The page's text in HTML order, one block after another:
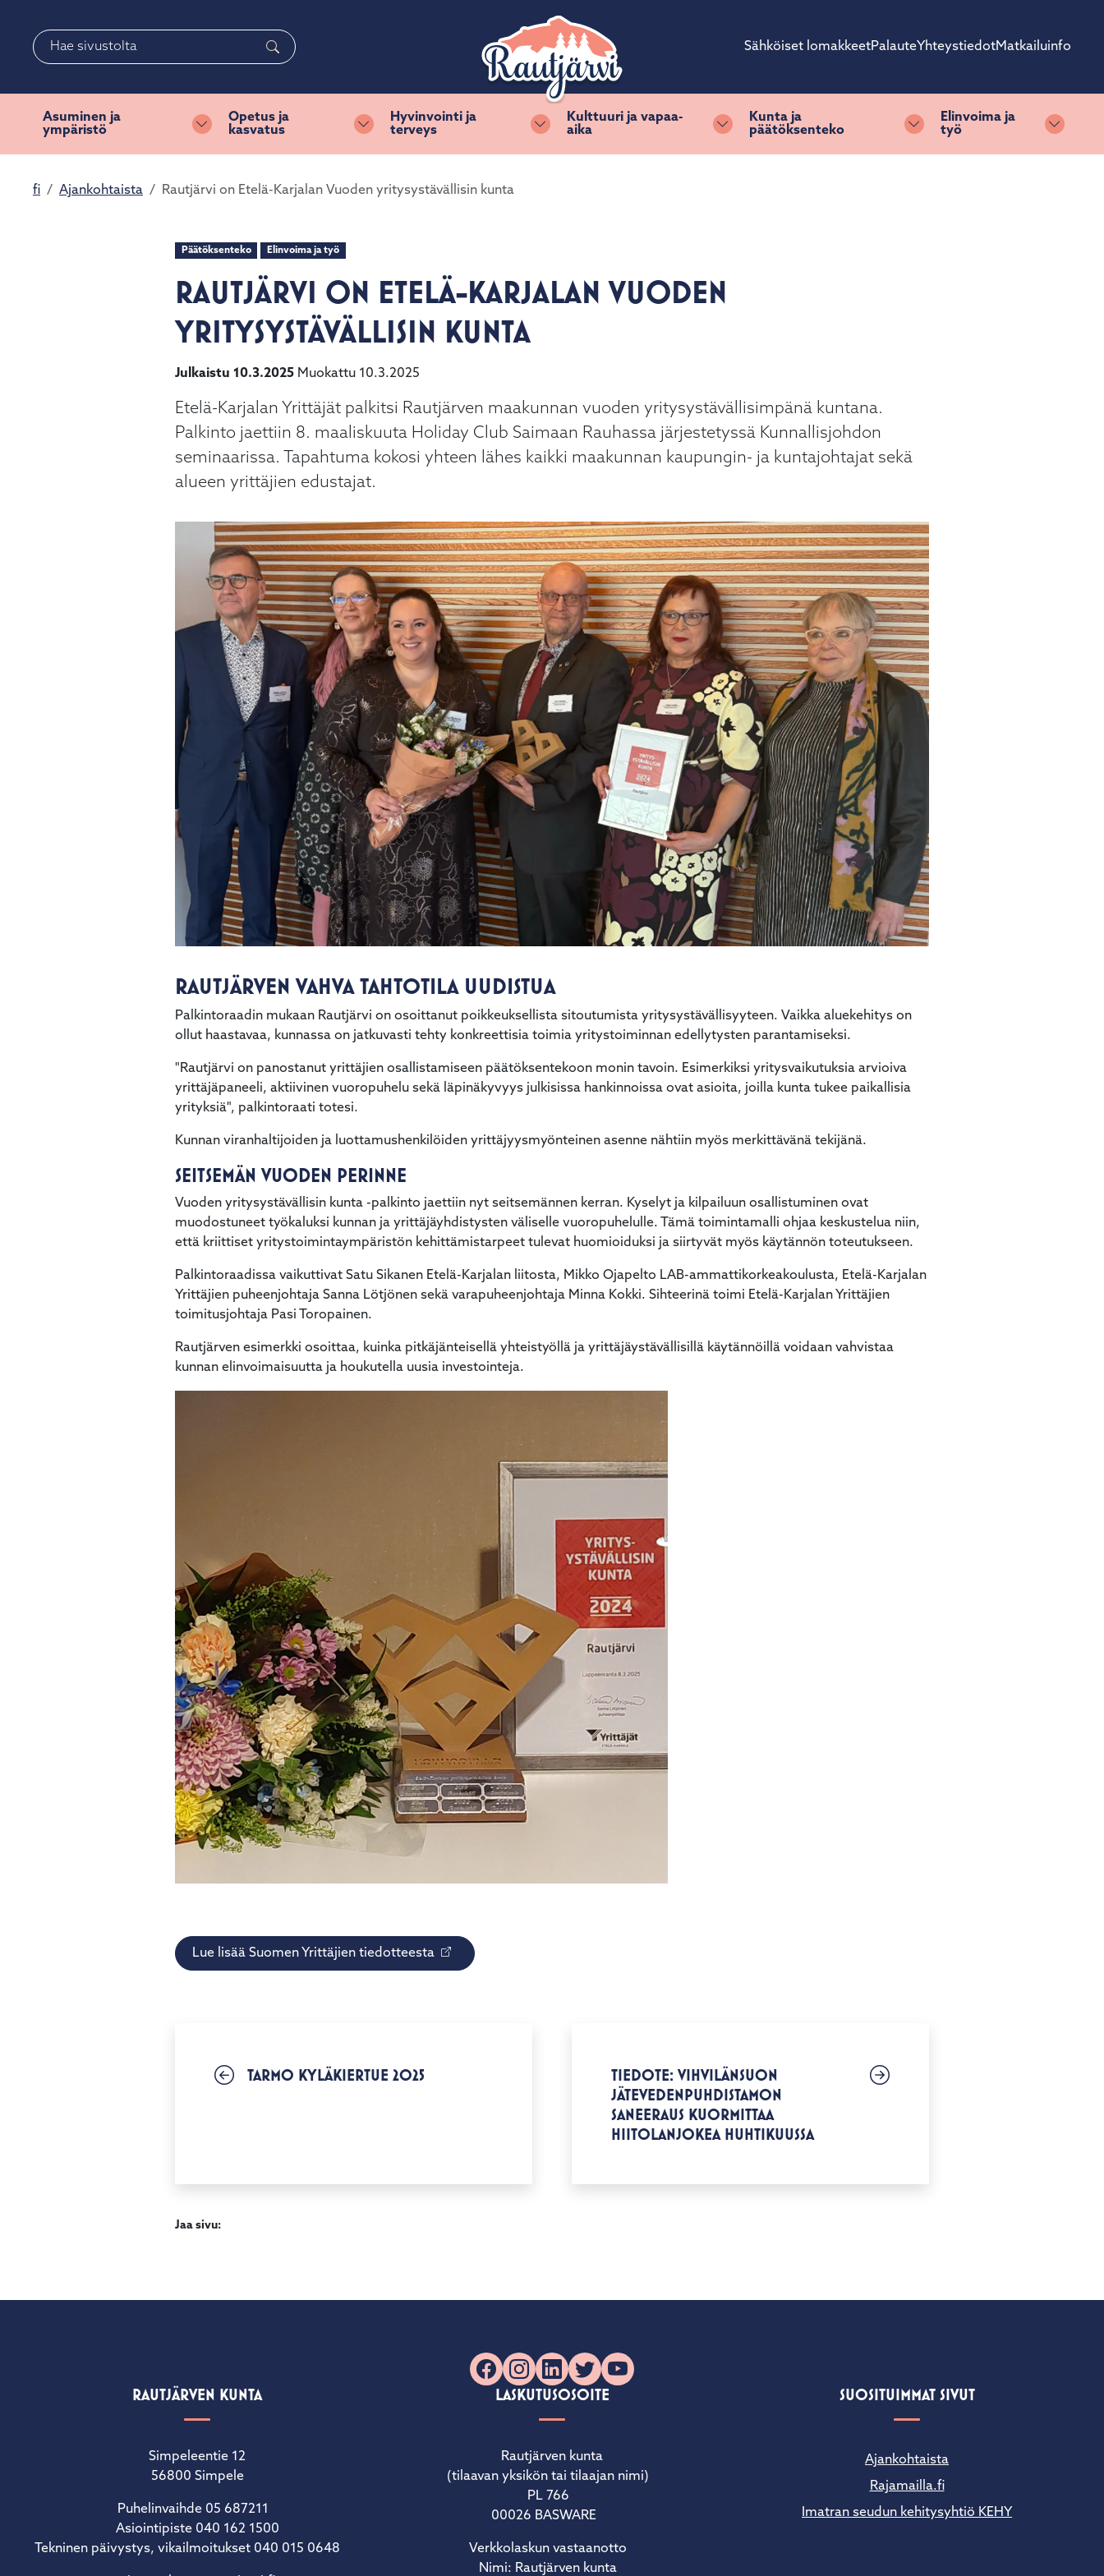
Sähköiset lomakkeetPalauteYhteystiedotMatkailuinfo
Haku
Asuminen ja
ympäristö
Vaihda alasvetovalikkoa
Opetus ja
kasvatus
Vaihda alasvetovalikkoa
Hyvinvointi ja
terveys
Vaihda alasvetovalikkoa
Kulttuuri ja vapaa-
aika
Vaihda alasvetovalikkoa
Kunta ja
päätöksenteko
Vaihda alasvetovalikkoa
Elinvoima ja
työ
Vaihda
fi Ajankohtaista Rautjärvi on Etelä-Karjalan Vuoden yritysystävällisin kunta
Päätöksenteko Elinvoima ja työ
RAUTJÄRVI ON ETELÄ-KARJALAN VUODEN
YRITYSYSTÄVÄLLISIN KUNTA
Julkaistu 10.3.2025 Muokattu 10.3.2025
Etelä-Karjalan Yrittäjät palkitsi Rautjärven maakunnan vuoden yritysystävällisimpänä kuntana.
Palkinto jaettiin 8. maaliskuuta Holiday Club Saimaan Rauhassa järjestetyssä Kunnallisjohdon
seminaarissa. Tapahtuma kokosi yhteen lähes kaikki maakunnan kaupungin- ja kuntajohtajat sekä
alueen yrittäjien edustajat.
RAUTJÄRVEN VAHVA TAHTOTILA UUDISTUA
Palkintoraadin mukaan Rautjärvi on osoittanut poikkeuksellista sitoutumista yritysystävällisyyteen. Vaikka aluekehitys on
ollut haastavaa, kunnassa on jatkuvasti tehty konkreettisia toimia yritystoiminnan edellytysten parantamiseksi.
"Rautjärvi on panostanut yrittäjien osallistamiseen päätöksentekoon monin tavoin. Esimerkiksi yritysvaikutuksia arvioiva
yrittäjäpaneeli, aktiivinen vuoropuhelu sekä läpinäkyvyys julkisissa hankinnoissa ovat asioita, joilla kunta tukee paikallisia
yrityksiä", palkintoraati totesi.
Kunnan viranhaltijoiden ja luottamushenkilöiden yrittäjyysmyönteinen asenne nähtiin myös merkittävänä tekijänä.
SEITSEMÄN VUODEN PERINNE
Vuoden yritysystävällisin kunta -palkinto jaettiin nyt seitsemännen kerran. Kyselyt ja kilpailuun osallistuminen ovat
muodostuneet työkaluksi kunnan ja yrittäjäyhdistysten väliselle vuoropuhelulle. Tämä toimintamalli ohjaa keskustelua niin,
että kriittiset yritystoimintaympäristön kehittämistarpeet tulevat huomioiduksi ja siirtyvät myös käytännön toteutukseen.
Palkintoraadissa vaikuttivat Satu Sikanen Etelä-Karjalan liitosta, Mikko Ojapelto LAB-ammattikorkeakoulusta, Etelä-Karjalan
Yrittäjien puheenjohtaja Sanna Lötjönen sekä varapuheenjohtaja Minna Kokki. Sihteerinä toimi Etelä-Karjalan Yrittäjien
toimitusjohtaja Pasi Toropainen.
Rautjärven esimerkki osoittaa, kuinka pitkäjänteisellä yhteistyöllä ja yrittäjäystävällisillä käytännöillä voidaan vahvistaa
kunnan elinvoimaisuutta ja houkutella uusia investointeja.
Lue lisää Suomen Yrittäjien tiedotteesta
TARMO KYLÄKIERTUE 2025
TIEDOTE: VIHVILÄNSUON
JÄTEVEDENPUHDISTAMON
SANEERAUS KUORMITTAA
HIITOLANJOKEA HUHTIKUUSSA
Jaa sivu:
Facebook
Instagram
LinkedIn
X YouTube
RAUTJÄRVEN KUNTA
Simpeleentie 12
56800 Simpele
Puhelinvaihde 05 687211
Asiointipiste 040 162 1500
Tekninen päivystys, vikailmoitukset 040 015 0648
LASKUTUSOSOITE
Rautjärven kunta
(tilaavan yksikön tai tilaajan nimi)
PL 766
00026 BASWARE
Verkkolaskun vastaanotto
Nimi: Rautjärven kunta
SUOSITUIMMAT SIVUT
Ajankohtaista
Rajamailla.fi
Imatran seudun kehitysyhtiö KEHY